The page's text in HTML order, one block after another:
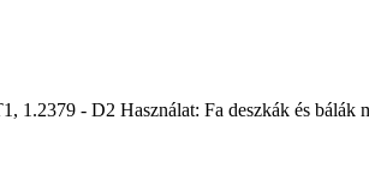
- D2 Használat: Fa deszkák és bálák